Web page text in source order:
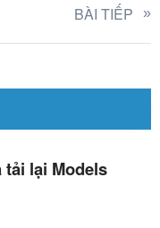
BÀI TIẾP
lại Models